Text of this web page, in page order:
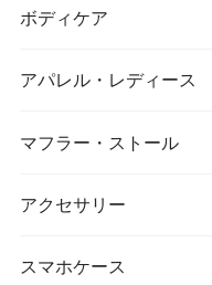
カーディガン・羽織
ステッカー
スイムウェア
スポーツブラ
レギンス・スパッツ
スポーツウェアセット
脱毛器
ボディケア
リップ・唇
マスク
ダイエット
アパレル・レディース
レッグウォーマー
マフラー・ストール
大判ストール
アクセサリー
キーホルダー
スマホケース